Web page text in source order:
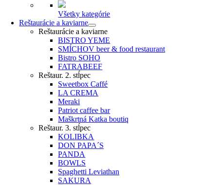
Všetky kategórie
Reštaurácie a kaviarne
Reštaurácie a kaviarne
BISTRO YEME
SMÍCHOV beer & food restaurant
Bistro SOHO
FATRABEEF
Reštaur. 2. stĺpec
Sweetbox Caffé
LA CREMA
Meraki
Patriot caffee bar
Maškrtná Katka boutiq
Reštaur. 3. stĺpec
KOLIBKA
DON PAPA´S
PANDA
BOWLS
Spaghetti Leviathan
SAKURA